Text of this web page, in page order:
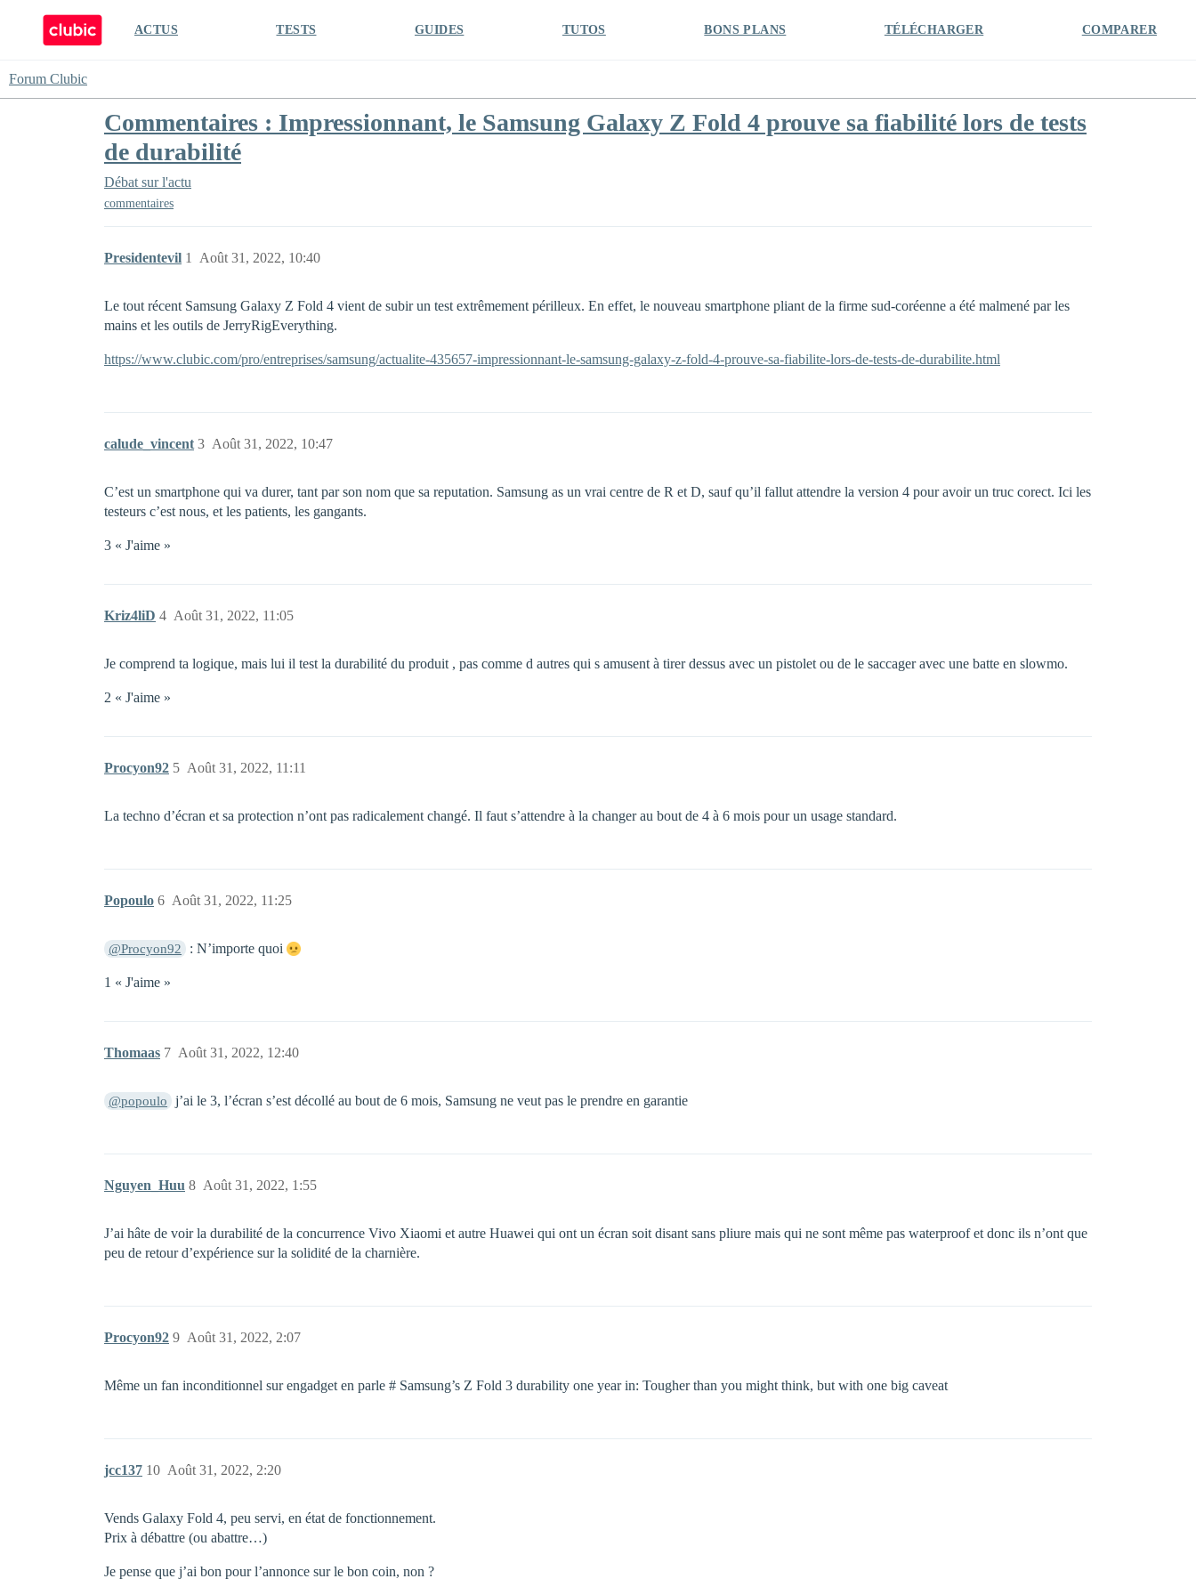
ACTUS TESTS GUIDES TUTOS BONS PLANS TÉLÉCHARGER COMPARER
Forum Clubic
Commentaires : Impressionnant, le Samsung Galaxy Z Fold 4 prouve sa fiabilité lors de tests
de durabilité
Débat sur l'actu
commentaires
Presidentevil Août 31, 2022, 10:40
1
Le tout récent Samsung Galaxy Z Fold 4 vient de subir un test extrêmement périlleux. En effet, le nouveau smartphone pliant de la firme sud-coréenne a été malmené par les
mains et les outils de JerryRigEverything.
https://www.clubic.com/pro/entreprises/samsung/actualite-435657-impressionnant-le-samsung-galaxy-z-fold-4-prouve-sa-fiabilite-lors-de-tests-de-durabilite.html
calude_vincent Août 31, 2022, 10:47
3
C’est un smartphone qui va durer, tant par son nom que sa reputation. Samsung as un vrai centre de R et D, sauf qu’il fallut attendre la version 4 pour avoir un truc corect. Ici les
testeurs c’est nous, et les patients, les gangants.
3 « J'aime »
Kriz4liD Août 31, 2022, 11:05
4
Je comprend ta logique, mais lui il test la durabilité du produit , pas comme d autres qui s amusent à tirer dessus avec un pistolet ou de le saccager avec une batte en slowmo.
2 « J'aime »
Procyon92 Août 31, 2022, 11:11
5
La techno d’écran et sa protection n’ont pas radicalement changé. Il faut s’attendre à la changer au bout de 4 à 6 mois pour un usage standard.
Popoulo Août 31, 2022, 11:25
6
@Procyon92 : N’importe quoi
1 « J'aime »
Thomaas Août 31, 2022, 12:40
7
@popoulo j’ai le 3, l’écran s’est décollé au bout de 6 mois, Samsung ne veut pas le prendre en garantie
Nguyen_Huu Août 31, 2022, 1:55
8
J’ai hâte de voir la durabilité de la concurrence Vivo Xiaomi et autre Huawei qui ont un écran soit disant sans pliure mais qui ne sont même pas waterproof et donc ils n’ont que
peu de retour d’expérience sur la solidité de la charnière.
Procyon92 Août 31, 2022, 2:07
9
Même un fan inconditionnel sur engadget en parle # Samsung’s Z Fold 3 durability one year in: Tougher than you might think, but with one big caveat
jcc137 Août 31, 2022, 2:20
10
Vends Galaxy Fold 4, peu servi, en état de fonctionnement.
Prix à débattre (ou abattre…)
Je pense que j’ai bon pour l’annonce sur le bon coin, non ?